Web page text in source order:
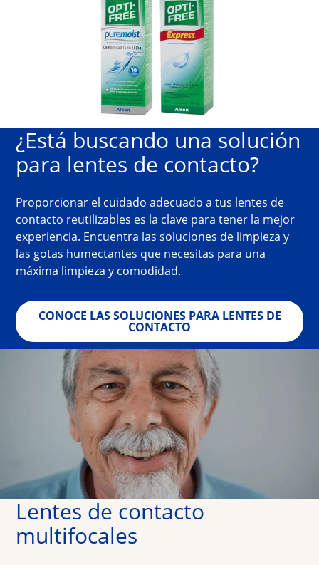
¿Está buscando una solución
para lentes de contacto?
Proporcionar el cuidado adecuado a tus lentes de
contacto reutilizables es la clave para tener la mejor
experiencia. Encuentra las soluciones de limpieza y
las gotas humectantes que necesitas para una
máxima limpieza y comodidad.
CONOCE LAS SOLUCIONES PARA LENTES DE
CONTACTO
Lentes de contacto
multifocales